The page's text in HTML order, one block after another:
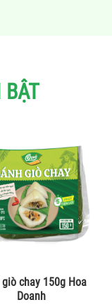
chọn
có
trên
trang
sản
phẩm
giò chay 150g Hoa
Doanh